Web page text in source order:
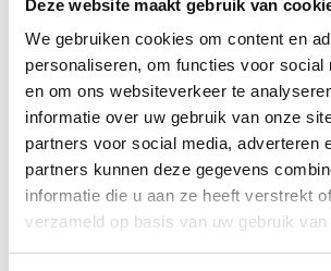
Deze website maakt gebruik van
We gebruiken cookies om content en
personaliseren, om functies voor social
en om ons websiteverkeer te
informatie over uw gebruik van onze
partners voor social media, adverteren
partners kunnen deze gegevens
informatie die u aan ze heeft verstrekt
verzameld op basis van uw gebruik
Dubai
Om naar Dubai te reizen heeft u
nodig dat minimaal nog zes
is. U heeft geen visum nodig. Bij
krijgt u een stempel in uw
90 dagen in Dubai mag blijven.